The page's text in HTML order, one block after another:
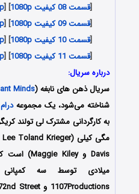
[قسمت 08 کیفیت 1080p ] [
[قسمت 09 کیفیت 1080p ] [
[قسمت 10 کیفیت 1080p ] [
[قسمت 11 کیفیت 1080p ] [
درباره سریال:
سریال ذهن های نابغه (Minds
شناخته می‌شود، یک مجموعهدرام
به کارگردانی مشترک لی تولند